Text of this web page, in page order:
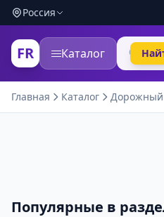
Россия
FR Каталог
Главная Каталог Дорожный
Популярные в